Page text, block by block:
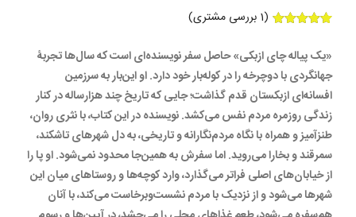
در
امتیازدهی
مشتری
(
1 بررسی مشتری)
«یک پیاله چای ازبکی» حاصل سفر نویسنده‌ای است که سال‌ها تجربۀ
جهانگردی با دوچرخه را در کوله‌بار خود دارد. او این‌بار به سرزمین
افسانه‌ای ازبکستان قدم گذاشت؛ جایی که تاریخ چند هزارساله در کنار
زندگی روزمره مردم نفس می‌کشد. نویسنده در این کتاب، با نثری روان،
طنزآمیز و همراه با نگاه مردم‌نگارانه و تاریخی، به دل شهرهای تاشکند،
سمرقند و بخارا می‌روید. اما سفرش به همین‌جا محدود نمی‌شود. او پا را
از خیابان‌های اصلی فراتر می‌گذارد، وارد کوچه‌ها و روستاهای میان این
شهرها می‌شود و از نزدیک با مردم نشست‌وبرخاست می‌کند، با آنان